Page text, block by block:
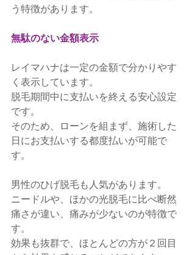
う特徴があります。
無駄のない金額表示
レイマハナは一定の金額で分かりやす
く表示しています。
脱毛期間中に支払いを終える安心設定
です。
そのため、ローンを組まず、施術した
日にお支払いする都度払いが可能で
す。
男性のひげ脱毛も人気があります。
ニードルや、ほかの光脱毛に比べ断然
痛さが違い、痛みが少ないのが特徴で
す。
効果も抜群で、ほとんどの方が２回目